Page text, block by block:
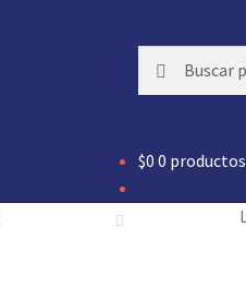
por:
$0 0 productos